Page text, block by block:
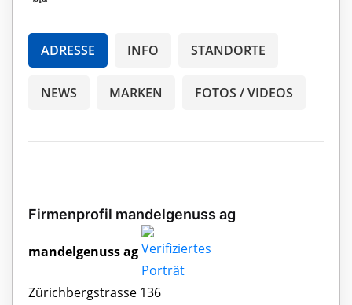
ADRESSE INFO STANDORTE
NEWS MARKEN FOTOS / VIDEOS
Firmenprofil mandelgenuss ag
mandelgenuss ag
Zürichbergstrasse 136